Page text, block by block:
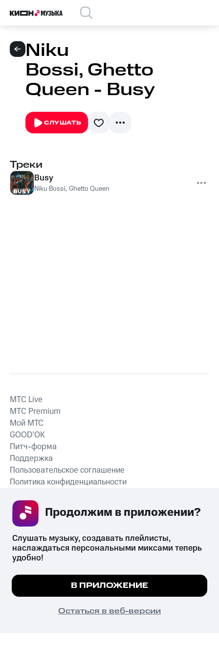
Niku
Bossi, Ghetto
Queen - Busy
СЛУШАТЬ
Треки
Busy
Niku Bossi, Ghetto Queen
СКАЧАТЬ ПРИЛОЖЕНИЕ
MTС Live
MTС Premium
Мой МТС
GOOD’OK
Питч-форма
Поддержка
Пользовательское соглашение
Политика конфиденциальности
психотропных веществ, их аналогов причиняет вред здоровью,
их незаконный оборот запрещён и влечёт установленную
законодательством ответственность.
© 2026 ООО «КИОН».
Все права защищены
Мы используем куки, чтобы на сайте все
Подробнее
ПОНЯТНО
Слушать музыку, создавать плейлисты,
наслаждаться персональными миксами теперь
удобно!
В ПРИЛОЖЕНИЕ
Остаться в веб-версии